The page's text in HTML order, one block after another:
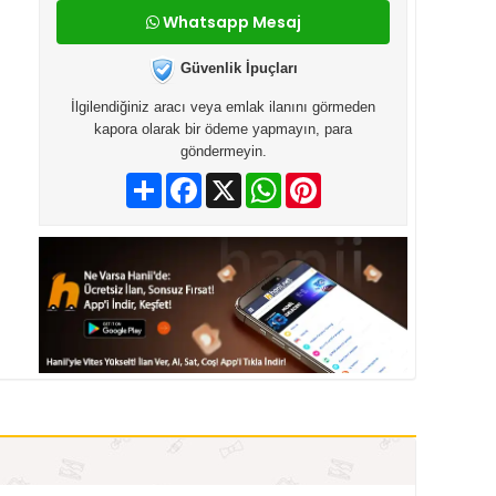
Whatsapp Mesaj
Güvenlik İpuçları
İlgilendiğiniz aracı veya emlak ilanını görmeden
kapora olarak bir ödeme yapmayın, para
göndermeyin.
PaylaşFacebook
X WhatsAppPinterest